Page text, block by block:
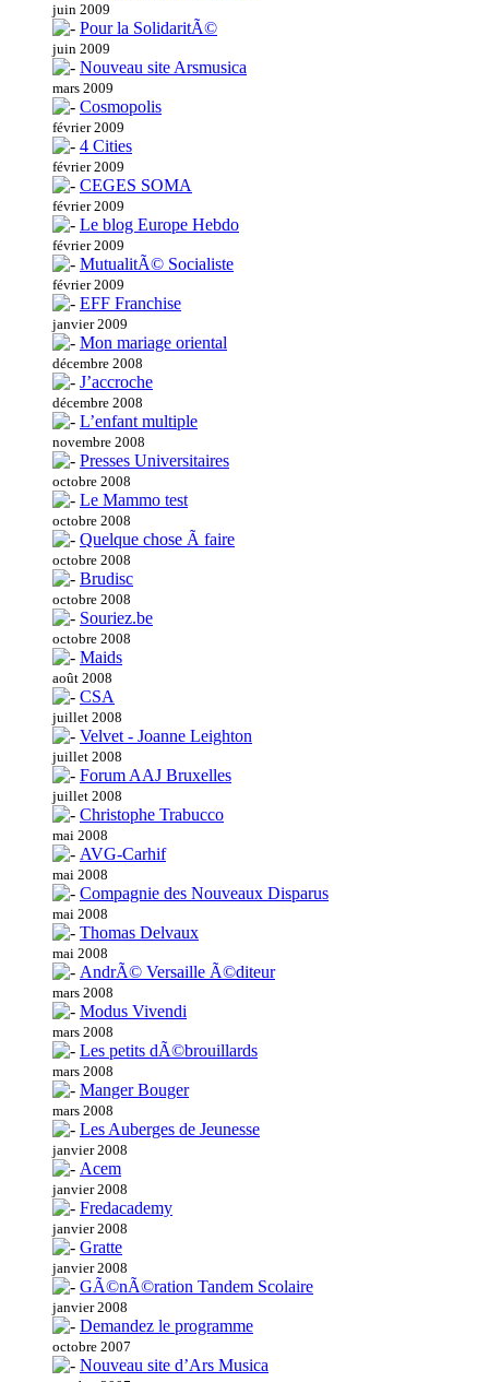
juin 2009
Pour la SolidaritÃ©
juin 2009
Nouveau site Arsmusica
mars 2009
Cosmopolis
février 2009
4 Cities
février 2009
CEGES SOMA
février 2009
Le blog Europe Hebdo
février 2009
MutualitÃ© Socialiste
février 2009
EFF Franchise
janvier 2009
Mon mariage oriental
décembre 2008
J’accroche
décembre 2008
L’enfant multiple
novembre 2008
Presses Universitaires
octobre 2008
Le Mammo test
octobre 2008
Quelque chose Ã faire
octobre 2008
Brudisc
octobre 2008
Souriez.be
octobre 2008
Maids
août 2008
CSA
juillet 2008
Velvet - Joanne Leighton
juillet 2008
Forum AAJ Bruxelles
juillet 2008
Christophe Trabucco
mai 2008
AVG-Carhif
mai 2008
Compagnie des Nouveaux Disparus
mai 2008
Thomas Delvaux
mai 2008
AndrÃ© Versaille Ã©diteur
mars 2008
Modus Vivendi
mars 2008
Les petits dÃ©brouillards
mars 2008
Manger Bouger
mars 2008
Les Auberges de Jeunesse
janvier 2008
Acem
janvier 2008
Fredacademy
janvier 2008
Gratte
janvier 2008
GÃ©nÃ©ration Tandem Scolaire
janvier 2008
Demandez le programme
octobre 2007
Nouveau site d’Ars Musica